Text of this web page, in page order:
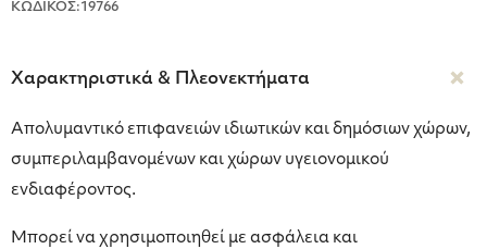
ΚΩΔΙΚΟΣ:19766
Χαρακτηριστικά & Πλεονεκτήματα
Απολυμαντικό επιφανειών ιδιωτικών και δημόσιων χώρων,
συμπεριλαμβανομένων και χώρων υγειονομικού
ενδιαφέροντος.
Μπορεί να χρησιμοποιηθεί με ασφάλεια και